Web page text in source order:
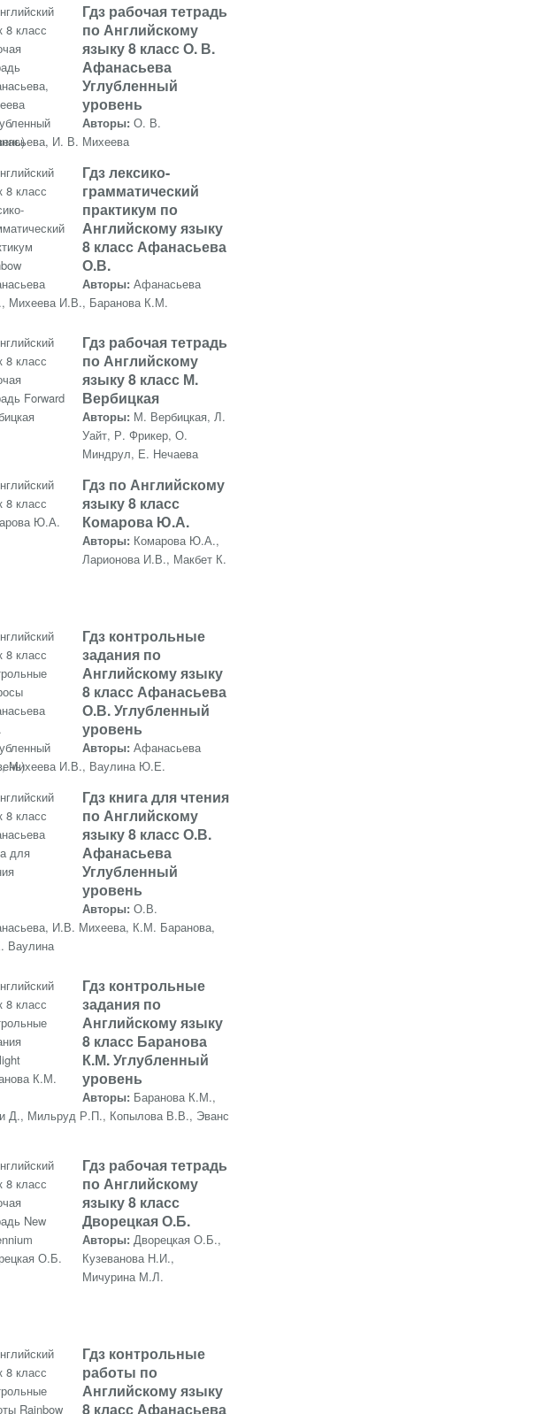
Гдз рабочая тетрадь
по Английскому
языку 8 класс О. В.
Афанасьева
Углубленный
уровень
Авторы:О. В.
И. В. Михеева
Гдз лексико-
грамматический
практикум по
Английскому языку
8 класс Афанасьева
О.В.
Авторы:Афанасьева
Михеева И.В., Баранова К.М.
Гдз рабочая тетрадь
по Английскому
языку 8 класс М.
Вербицкая
Авторы: М. Вербицкая, Л.
Уайт, Р. Фрикер, О.
Миндрул, Е. Нечаева
Гдз по Английскому
языку 8 класс
Комарова Ю.А.
Авторы: Комарова Ю.А.,
Ларионова И.В., Макбет К.
Гдз контрольные
задания по
Английскому языку
8 класс Афанасьева
О.В. Углубленный
уровень
Авторы:Афанасьева
Михеева И.В., Ваулина Ю.Е.
Гдз книга для чтения
по Английскому
языку 8 класс О.В.
Афанасьева
Углубленный
уровень
Авторы:О.В.
И.В. Михеева, К.М. Баранова,
Ваулина
Гдз контрольные
задания по
Английскому языку
8 класс Баранова
К.М. Углубленный
уровень
Авторы: Баранова К.М.,
Д., Мильруд Р.П., Копылова В.В., Эванс
Гдз рабочая тетрадь
по Английскому
языку 8 класс
Дворецкая О.Б.
Авторы:Дворецкая О.Б.,
Кузеванова Н.И.,
Мичурина М.Л.
Гдз контрольные
работы по
Английскому языку
8 класс Афанасьева